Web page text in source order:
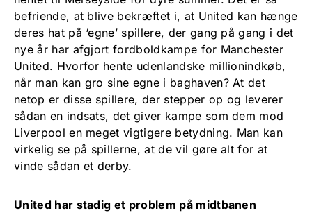
befriende, at blive bekræftet i, at United kan hænge
deres hat på ‘egne’ spillere, der gang på gang i det
nye år har afgjort fordboldkampe for Manchester
United. Hvorfor hente udenlandske millionindkøb,
når man kan gro sine egne i baghaven? At det
netop er disse spillere, der stepper op og leverer
sådan en indsats, det giver kampe som dem mod
Liverpool en meget vigtigere betydning. Man kan
virkelig se på spillerne, at de vil gøre alt for at
vinde sådan et derby.
United har stadig et problem på midtbanen